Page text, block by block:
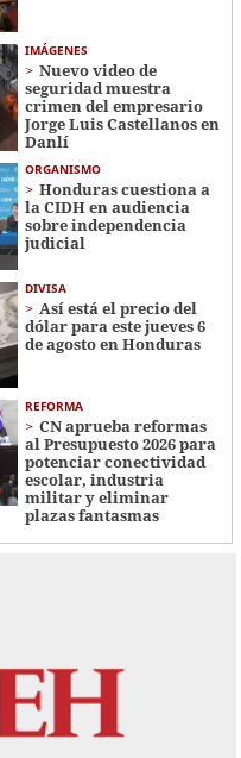
IMÁGENES
Nuevo video de
seguridad muestra
crimen del empresario
Jorge Luis Castellanos en
Danlí
ORGANISMO
Honduras cuestiona a
la CIDH en audiencia
sobre independencia
judicial
DIVISA
Así está el precio del
dólar para este jueves 6
de agosto en Honduras
REFORMA
CN aprueba reformas
al Presupuesto 2026 para
potenciar conectividad
escolar, industria
militar y eliminar
plazas fantasmas